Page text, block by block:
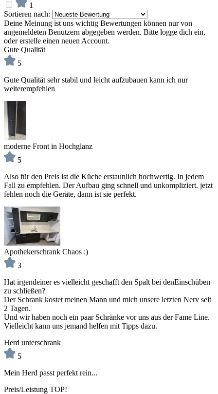
1
Sortieren nach:
Deine Meinung ist uns wichtig Bewertungen können nur von
angemeldeten Benutzern abgegeben werden. Bitte logge dich ein,
oder erstelle einen neuen Account.
Gute Qualität
5
Gute Qualität sehr stabil und leicht aufzubauen kann ich nur
weiterempfehlen
moderne Front in Hochglanz
5
Also für den Preis ist die Küche erstaunlich hochwertig. In jedem
Fall zu empfehlen. Der Aufbau ging schnell und unkompliziert. jetzt
fehlen noch die Geräte, dann ist sie perfekt.
Apothekerschrank Chaos :)
3
Hat irgendeiner es vielleicht geschafft den Spalt bei denEinschüben
zu schließen?
Der Schrank kostet meinen Mann und mich unsere letzten Nerv seit
2 Tagen.
Und wir haben noch ein paar Schränke vor uns aus der Fame Line.
Vielleicht kann uns jemand helfen mit Tipps dazu.
Herd unterschrank
5
Mein Herd passt perfekt rein...
Preis/Leistung TOP!